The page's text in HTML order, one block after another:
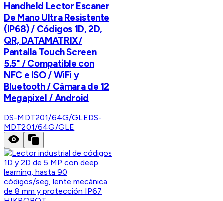
Handheld Lector Escaner
De Mano Ultra Resistente
(IP68) / Códigos 1D, 2D,
QR, DATAMATRIX/
Pantalla Touch Screen
5.5" / Compatible con
NFC e ISO / WiFi y
Bluetooth / Cámara de 12
Megapixel / Android
DS-MDT201/64G/GLEDS-
MDT201/64G/GLE